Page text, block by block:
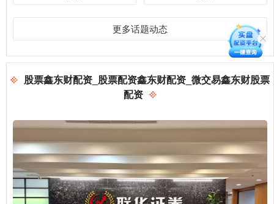
更多话题动态
股票鑫东财配资_股票配资鑫东财配资_微交易鑫东财股票
配资